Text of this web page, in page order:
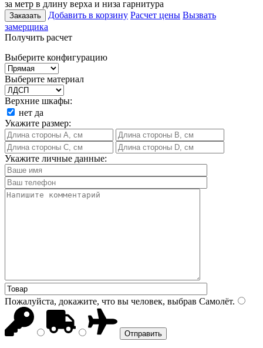
за метр в длину верха и низа гарнитура
Заказать Добавить в корзину Расчет цены Вызвать
замерщика
Получить расчет
Выберите конфигурацию
Выберите материал
Верхние шкафы:
нет да
Укажите размер:
Укажите личные данные:
Пожалуйста, докажите, что вы человек, выбрав Самолёт.